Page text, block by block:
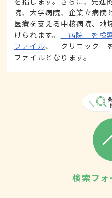
院、大学病院、企業立病院
医療を支える中核病院、地
けられます。
「病院」を検
ファイル、「クリニック」
ファイルとなります。
検索フォ